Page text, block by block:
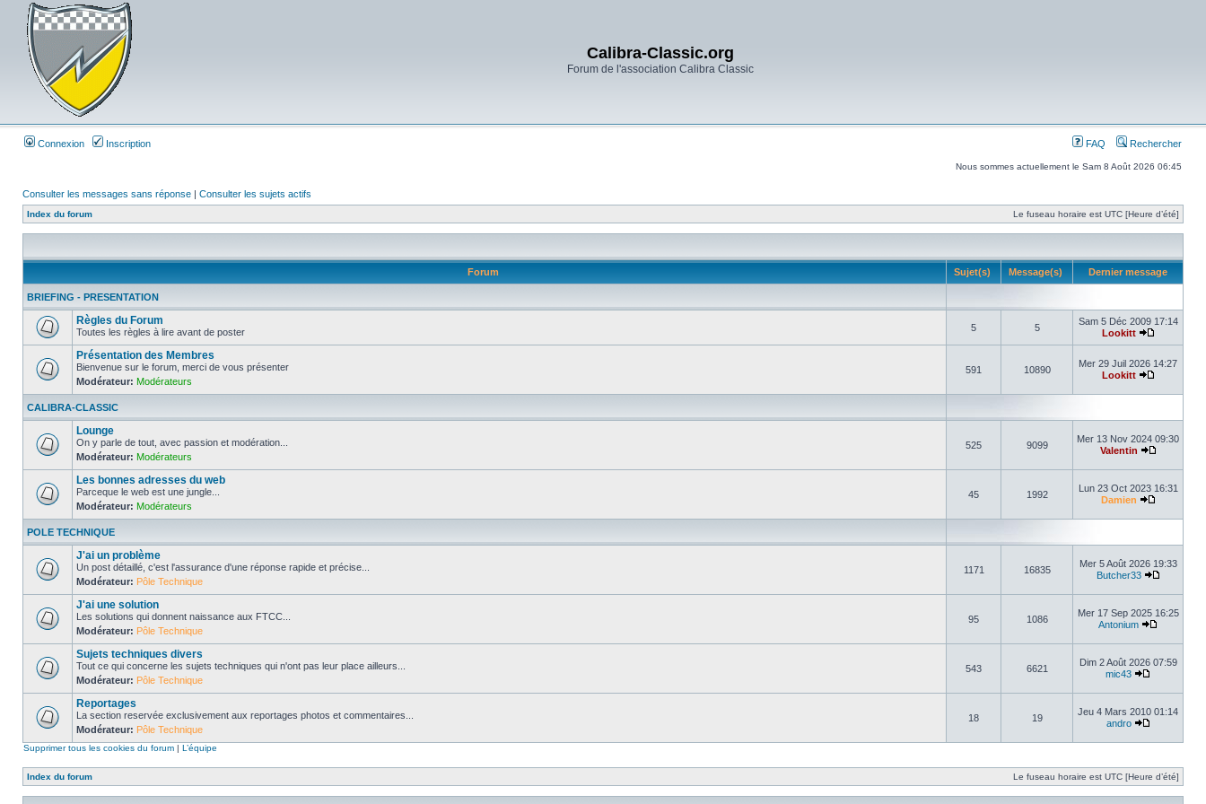
Calibra-Classic.org
Forum de l'association Calibra Classic
Connexion Inscription FAQ Rechercher
Nous sommes actuellement le Sam 8 Août 2026 06:45
Consulter les messages sans réponse | Consulter les sujets actifs
Index du forum Le fuseau horaire est UTC [Heure d’été]
Forum Sujet(s) Message(s) Dernier message
BRIEFING - PRESENTATION
Règles du Forum
Toutes les règles à lire avant de poster 5 5
Sam 5 Déc 2009 17:14
Lookitt
Présentation des Membres
Bienvenue sur le forum, merci de vous présenter
Modérateur: Modérateurs
591 10890
Mer 29 Juil 2026 14:27
Lookitt
CALIBRA-CLASSIC
Lounge
On y parle de tout, avec passion et modération...
Modérateur: Modérateurs
525 9099
Mer 13 Nov 2024 09:30
Valentin
Les bonnes adresses du web
Parceque le web est une jungle...
Modérateur: Modérateurs
45 1992
Lun 23 Oct 2023 16:31
Damien
POLE TECHNIQUE
J'ai un problème
Un post détaillé, c'est l'assurance d'une réponse rapide et précise...
Modérateur: Pôle Technique
1171 16835
Mer 5 Août 2026 19:33
Butcher33
J'ai une solution
Les solutions qui donnent naissance aux FTCC...
Modérateur: Pôle Technique
95 1086
Mer 17 Sep 2025 16:25
Antonium
Sujets techniques divers
Tout ce qui concerne les sujets techniques qui n'ont pas leur place ailleurs...
Modérateur: Pôle Technique
543 6621
Dim 2 Août 2026 07:59
mic43
Reportages
La section reservée exclusivement aux reportages photos et commentaires...
Modérateur: Pôle Technique
18 19
Jeu 4 Mars 2010 01:14
andro
Supprimer tous les cookies du forum | L’équipe
Index du forum Le fuseau horaire est UTC [Heure d’été]